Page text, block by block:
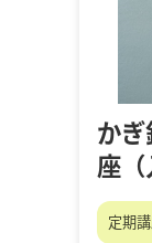
か
座
定期